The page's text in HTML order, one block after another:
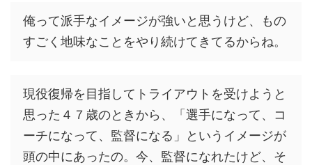
俺って派手なイメージが強いと思うけど、もの
すごく地味なことをやり続けてきてるからね。
現役復帰を目指してトライアウトを受けようと
思った４７歳のときから、「選手になって、コ
ーチになって、監督になる」というイメージが
頭の中にあったの。今、監督になれたけど、そ